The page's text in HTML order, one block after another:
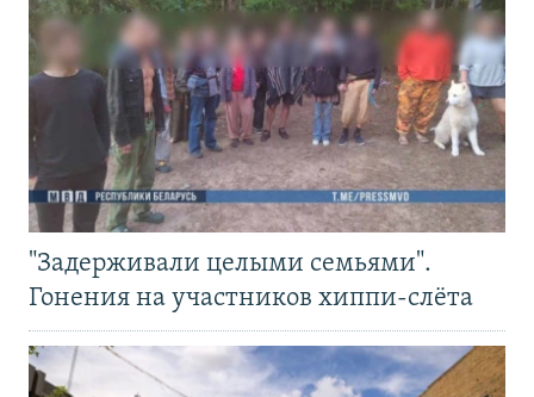
"Задерживали целыми семьями".
Гонения на участников хиппи-слёта